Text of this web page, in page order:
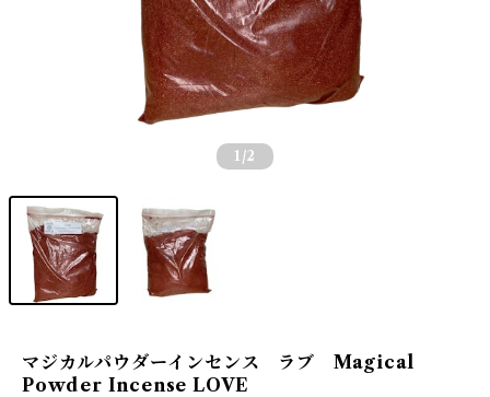
1 /2
マジカルパウダーインセンス ラブ Magical
Powder Incense LOVE